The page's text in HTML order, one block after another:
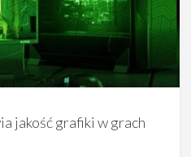
jakość grafiki w grach